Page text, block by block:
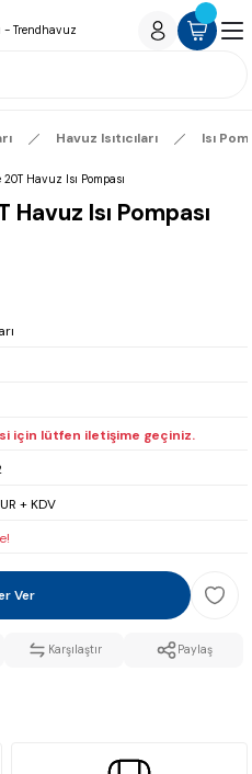
Havuz Isıtıcıları Isı
Isı Pompası
için lütfen iletişime geçiniz.
+ KDV
Ver
Karşılaştır Paylaş